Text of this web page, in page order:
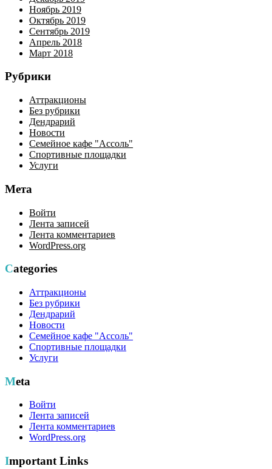
Ноябрь 2019
Октябрь 2019
Сентябрь 2019
Апрель 2018
Март 2018
Рубрики
Аттракционы
Без рубрики
Дендрарий
Новости
Семейное кафе "Ассоль"
Спортивные площадки
Услуги
Мета
Войти
Лента записей
Лента комментариев
WordPress.org
Categories
Аттракционы
Без рубрики
Дендрарий
Новости
Семейное кафе "Ассоль"
Спортивные площадки
Услуги
Meta
Войти
Лента записей
Лента комментариев
WordPress.org
Important Links